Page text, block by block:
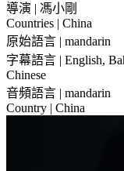
導演 | 馮小剛
Countries | China
原始語言 | mandarin
字幕語言 | English,
Chinese
音頻語言 | mandarin
Country | China